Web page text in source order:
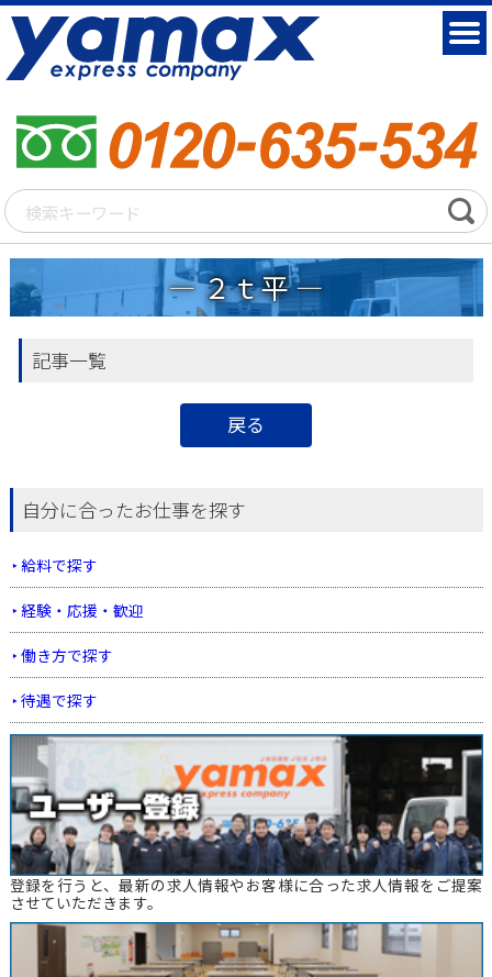
２ｔ平
記事一覧
戻る
自分に合ったお仕事を探す
給料で探す
経験・応援・歓迎
働き方で探す
待遇で探す
登録を行うと、最新の求人情報やお客様に合った求人情報をご提案
させていただきます。